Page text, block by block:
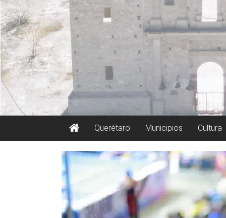
Querétaro Municipios Cultura